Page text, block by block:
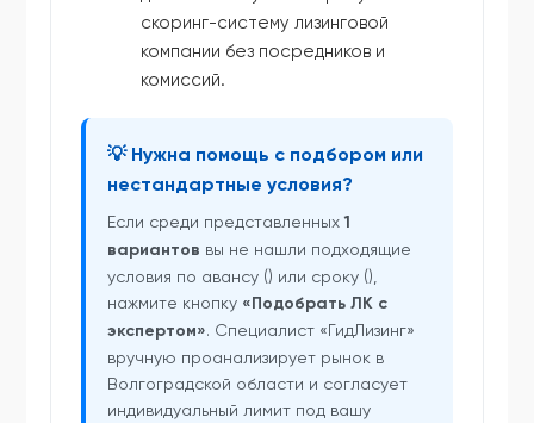
скоринг-систему лизинговой
компании без посредников и
комиссий.
💡 Нужна помощь с подбором или
нестандартные условия?
Если среди представленных1
вариантов вы не нашли подходящие
условия по авансу () или сроку (),
нажмите кнопку «Подобрать ЛК с
экспертом». Специалист «ГидЛизинг»
вручную проанализирует рынок в
Волгоградской области и согласует
индивидуальный лимит под вашу